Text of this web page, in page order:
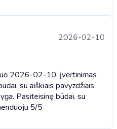
2026-02-10
2026-02-10, įvertinimas
su aiškiais pavyzdžiais.
Pasiteisinę būdai, su
5/5